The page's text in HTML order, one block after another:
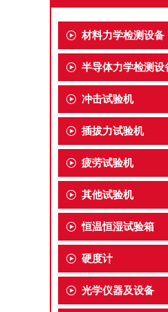
材料力学检测设备
半导体力学检测设
冲击试验机
插拔力试验机
疲劳试验机
其他试验机
恒温恒湿试验箱
硬度计
光学仪器及设备